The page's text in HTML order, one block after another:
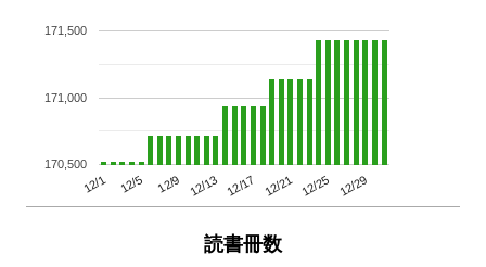
12/1 12/5 12/9 12/13 12/17 12/21 12/25 12/29
170,500
171,000
171,500
読書冊数